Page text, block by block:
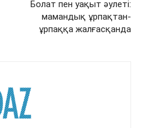
Болат пен уақыт әулеті:
мамандық ұрпақтан-
ұрпаққа жалғасқанда